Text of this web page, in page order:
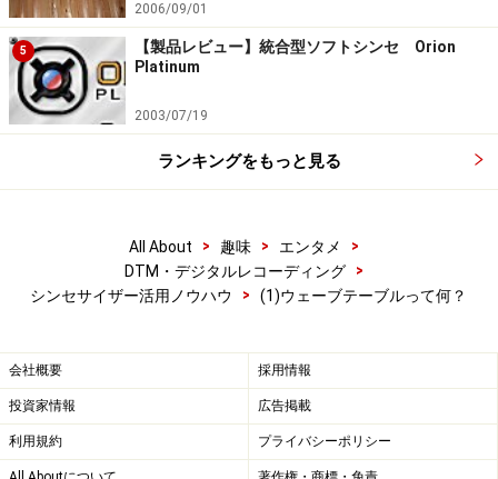
2006/09/01
5
【製品レビュー】統合型ソフトシンセ Orion
Platinum
2003/07/19
ランキングをもっと見る
All About > 趣味 > エンタメ
>
DTM・デジタルレコーディング
>
シンセサイザー活用ノウハウ
> (1)ウェーブテーブルって何？
会社概要 採用情報
投資家情報 広告掲載
利用規約 プライバシーポリシー